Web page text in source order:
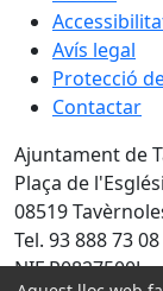
Avís legal
Protecció
Contactar
Ajuntament de
Plaça de
08519
Tel. 93 888 73 08
NIF P0827500J